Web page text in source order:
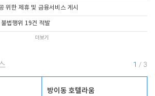
위한 제휴 및 금융서비스 게시
법행위 19건 적발
더보기
1 / 3
방이동 호텔라움